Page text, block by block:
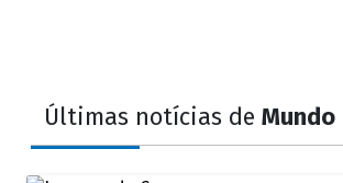
Últimas notícias de Mundo